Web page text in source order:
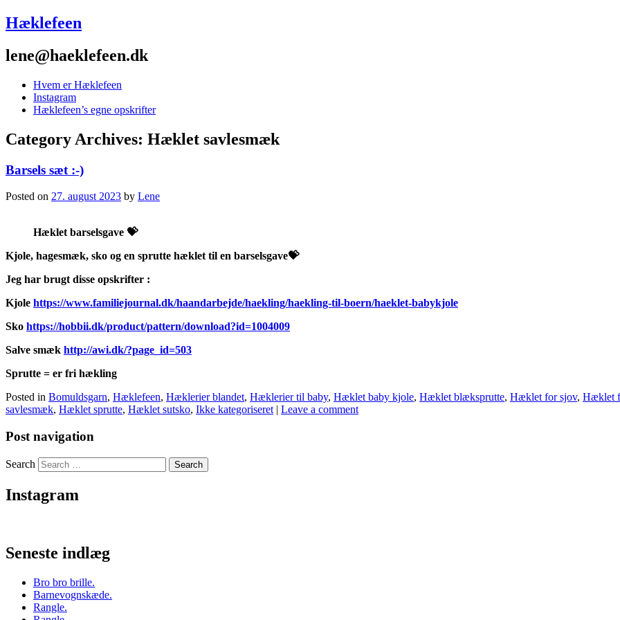
Hæklefeen
lene@haeklefeen.dk
Hvem er Hæklefeen
Instagram
Hæklefeen’s egne opskrifter
Category Archives: Hæklet savlesmæk
Barsels sæt :-)
Posted on 27. august 2023 by Lene
Hæklet barselsgave 💝
Kjole, hagesmæk, sko og en sprutte hæklet til en barselsgave💝
Jeg har brugt disse opskrifter :
Kjole https://www.familiejournal.dk/haandarbejde/haekling/haekling-til-boern/haeklet-babykjole
Sko https://hobbii.dk/product/pattern/download?id=1004009
Salve smæk http://awi.dk/?page_id=503
Sprutte = er fri hækling
Posted in Bomuldsgarn, Hæklefeen, Hæklerier blandet, Hæklerier til baby, Hæklet baby kjole, Hæklet blæksprutte, Hæklet for sjov, Hæklet
savlesmæk, Hæklet sprutte, Hæklet sutsko, Ikke kategoriseret | Leave a comment
Post navigation
Search
Instagram
Seneste indlæg
Bro bro brille.
Barnevognskæde.
Rangle.